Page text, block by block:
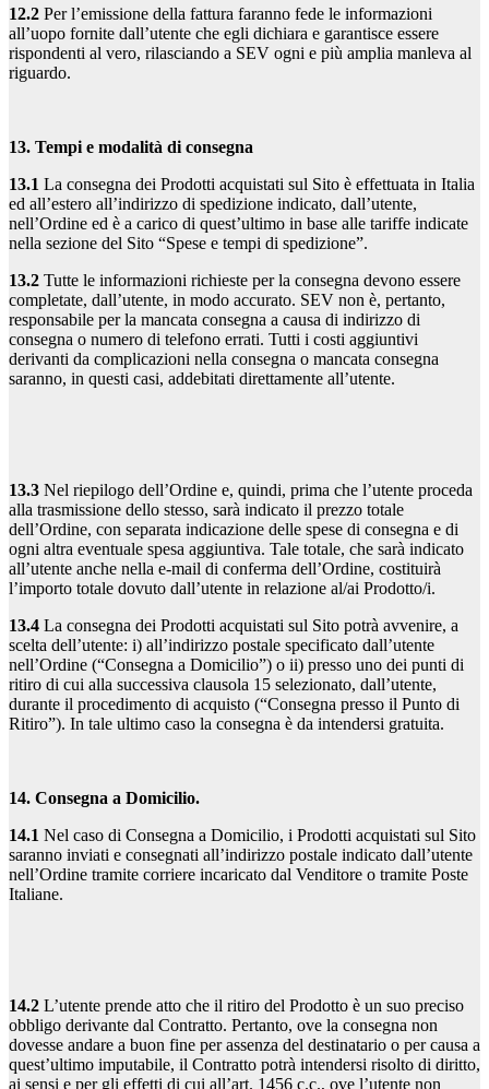
12.2 Per l’emissione della fattura faranno fede le informazioni
all’uopo fornite dall’utente che egli dichiara e garantisce essere
rispondenti al vero, rilasciando a SEV ogni e più amplia manleva al
riguardo.
13. Tempi e modalità di consegna
13.1 La consegna dei Prodotti acquistati sul Sito è effettuata in Italia
ed all’estero all’indirizzo di spedizione indicato, dall’utente,
nell’Ordine ed è a carico di quest’ultimo in base alle tariffe indicate
nella sezione del Sito “Spese e tempi di spedizione”.
13.2 Tutte le informazioni richieste per la consegna devono essere
completate, dall’utente, in modo accurato. SEV non è, pertanto,
responsabile per la mancata consegna a causa di indirizzo di
consegna o numero di telefono errati. Tutti i costi aggiuntivi
derivanti da complicazioni nella consegna o mancata consegna
saranno, in questi casi, addebitati direttamente all’utente.
13.3 Nel riepilogo dell’Ordine e, quindi, prima che l’utente proceda
alla trasmissione dello stesso, sarà indicato il prezzo totale
dell’Ordine, con separata indicazione delle spese di consegna e di
ogni altra eventuale spesa aggiuntiva. Tale totale, che sarà indicato
all’utente anche nella e-mail di conferma dell’Ordine, costituirà
l’importo totale dovuto dall’utente in relazione al/ai Prodotto/i.
13.4 La consegna dei Prodotti acquistati sul Sito potrà avvenire, a
scelta dell’utente: i) all’indirizzo postale specificato dall’utente
nell’Ordine (“Consegna a Domicilio”) o ii) presso uno dei punti di
ritiro di cui alla successiva clausola 15 selezionato, dall’utente,
durante il procedimento di acquisto (“Consegna presso il Punto di
Ritiro”). In tale ultimo caso la consegna è da intendersi gratuita.
14. Consegna a Domicilio.
14.1 Nel caso di Consegna a Domicilio, i Prodotti acquistati sul Sito
saranno inviati e consegnati all’indirizzo postale indicato dall’utente
nell’Ordine tramite corriere incaricato dal Venditore o tramite Poste
Italiane.
14.2 L’utente prende atto che il ritiro del Prodotto è un suo preciso
obbligo derivante dal Contratto. Pertanto, ove la consegna non
dovesse andare a buon fine per assenza del destinatario o per causa a
quest’ultimo imputabile, il Contratto potrà intendersi risolto di diritto,
ai sensi e per gli effetti di cui all’art. 1456 c.c., ove l’utente non